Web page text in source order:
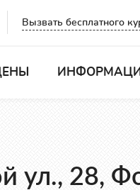
Вызвать бесплатного
ул., 28,